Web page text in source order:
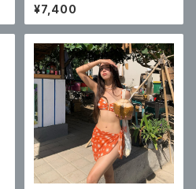
レディース 美しいハイエンド ス
プリットスカートスタイル リゾー
ト
¥7,400